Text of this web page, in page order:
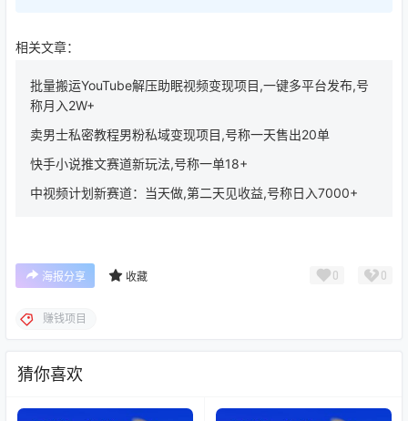
相关文章：
批量搬运YouTube解压助眠视频变现项目,一键多平台发布,号
称月入2W+
卖男士私密教程男粉私域变现项目,号称一天售出20单
快手小说推文赛道新玩法,号称一单18+
中视频计划新赛道：当天做,第二天见收益,号称日入7000+
海报分享 收藏 0 0
赚钱项目
猜你喜欢